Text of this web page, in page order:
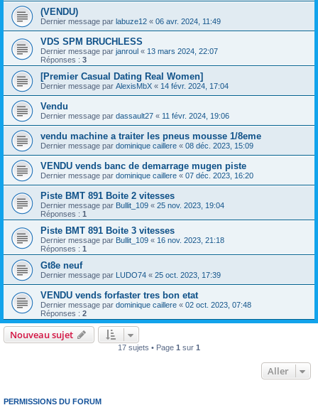
(VENDU)
Dernier message par labuze12 « 06 avr. 2024, 11:49
VDS SPM BRUCHLESS
Dernier message par janroul « 13 mars 2024, 22:07
Réponses : 3
[Premier Сasual Dating Real Women]
Dernier message par AlexisMbX « 14 févr. 2024, 17:04
Vendu
Dernier message par dassault27 « 11 févr. 2024, 19:06
vendu machine a traiter les pneus mousse 1/8eme
Dernier message par dominique caillere « 08 déc. 2023, 15:09
VENDU vends banc de demarrage mugen piste
Dernier message par dominique caillere « 07 déc. 2023, 16:20
Piste BMT 891 Boite 2 vitesses
Dernier message par Bullit_109 « 25 nov. 2023, 19:04
Réponses : 1
Piste BMT 891 Boite 3 vitesses
Dernier message par Bullit_109 « 16 nov. 2023, 21:18
Réponses : 1
Gt8e neuf
Dernier message par LUDO74 « 25 oct. 2023, 17:39
VENDU vends forfaster tres bon etat
Dernier message par dominique caillere « 02 oct. 2023, 07:48
Réponses : 2
Nouveau sujet
17 sujets • Page 1 sur 1
Aller
PERMISSIONS DU FORUM